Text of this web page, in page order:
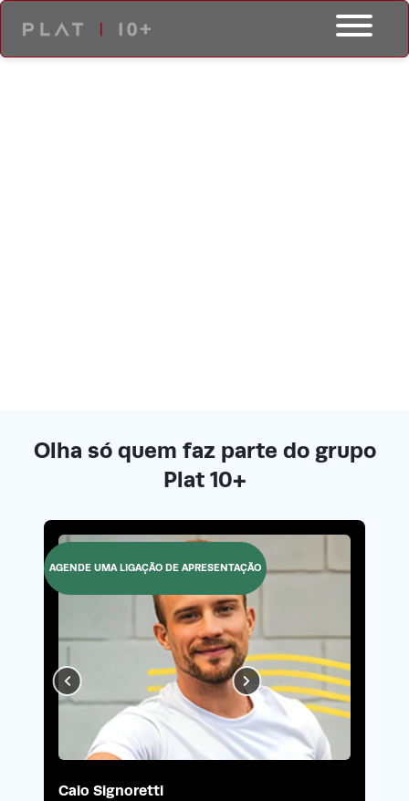
AGENDE UMA LIGAÇÃO DE APRESENTAÇÃO
Olha só quem faz parte do grupo
Plat 10+
Caio Signoretti